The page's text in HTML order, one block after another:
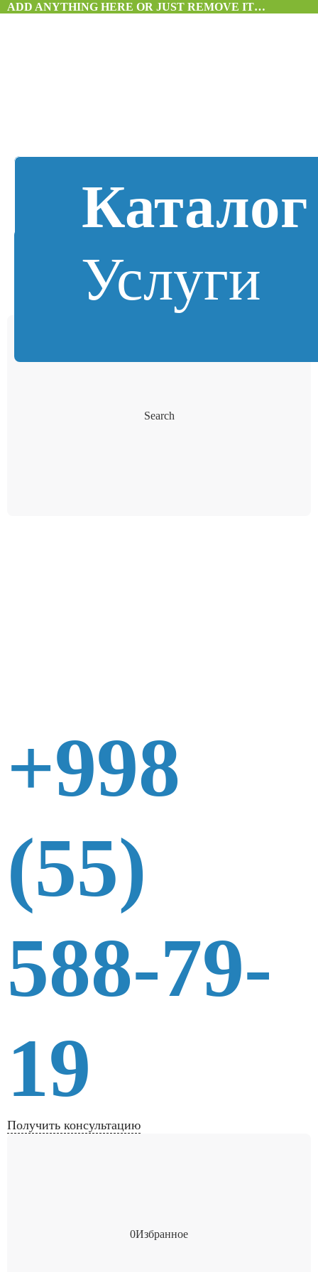
ADD ANYTHING HERE OR JUST REMOVE IT…
Каталог
Услуги
Search
+998
(55)
588-79-
19
Получить консультацию
0Избранное